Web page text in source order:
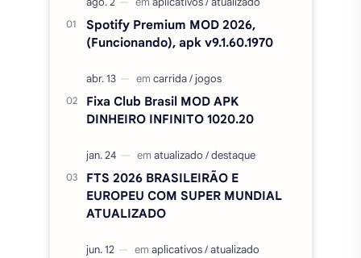
Spotify Premium MOD 2026,
(Funcionando), apk v9.1.60.1970
Fixa Club Brasil MOD APK
DINHEIRO INFINITO 1020.20
FTS 2026 BRASILEIRÃO E
EUROPEU COM SUPER MUNDIAL
ATUALIZADO